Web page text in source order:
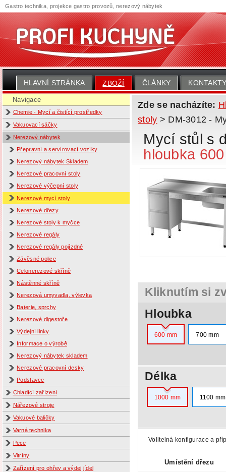
HLAVNÍ STRÁNKA ZBOŽÍ ČLÁNKY
Navigace
Chemie - Mycí a čistící prostředky
Vakuovací sáčky
Nerezový nábytek
Přepravní a servírovací vozíky
Nerezový nábytek Skladem
Nerezové pracovní stoly
Nerezové výčepní stoly
Nerezové mycí stoly
Nerezové dřezy
Nerezové stoly k myčce
Nerezové regály
Nerezové regály pojízdné
Závěsné police
Celonerezové skříně
Nástěnné skříně
Nerezová umyvadla, výlevka
Baterie, sprchy
Nerezové digestoře
Výdejní linky
Informace o výrobě
Nerezový nábytek skladem
Nerezové pracovní desky
Podstavce
Chladící zařízení
Nářezové stroje
Vakuové baličky
Varná technika
Pece
Vitríny
Zařízení pro ohřev a výdej jídel
Zde se nacházíte:
stoly > DM-3012 -
Mycí stůl s
hloubka
Kliknutím si
Hloubka
600 mm 700 mm
Délka
1000 mm 1100 mm
Volitelná konfigurace a
Umístění dřezu
Gastro technika, projekce gastro provozů, nerezový nábytek